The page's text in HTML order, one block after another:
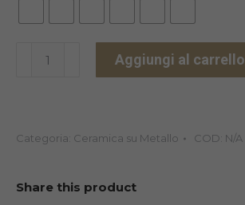
OPACO
18GR
Aggiungi al carrello
Categoria: Ceramica su Metallo COD: N/A
Share this product